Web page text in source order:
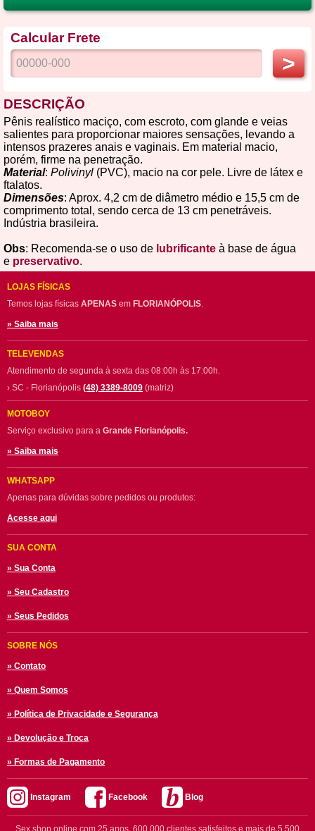
Calcular Frete
>
DESCRIÇÃO
Pênis realístico maciço, com escroto, com glande e veias
salientes para proporcionar maiores sensações, levando a
intensos prazeres anais e vaginais. Em material macio,
porém, firme na penetração.
Material: Polivinyl (PVC), macio na cor pele. Livre de látex e
ftalatos.
Dimensões: Aprox. 4,2 cm de diâmetro médio e 15,5 cm de
comprimento total, sendo cerca de 13 cm penetráveis.
Indústria brasileira.
Obs: Recomenda-se o uso de lubrificante à base de água
e preservativo.
LOJAS FÍSICAS
Temos lojas físicas APENAS em FLORIANÓPOLIS.
» Saiba mais
TELEVENDAS
Atendimento de segunda à sexta das 08:00h às 17:00h.
› SC - Florianópolis (48) 3389-8009 (matriz)
MOTOBOY
Serviço exclusivo para a Grande Florianópolis.
» Saiba mais
WHATSAPP
Apenas para dúvidas sobre pedidos ou produtos:
Acesse aqui
SUA CONTA
» Sua Conta
» Seu Cadastro
» Seus Pedidos
SOBRE NÓS
» Contato
» Quem Somos
» Política de Privacidade e Segurança
» Devolução e Troca
» Formas de Pagamento
Instagram Facebook Blog